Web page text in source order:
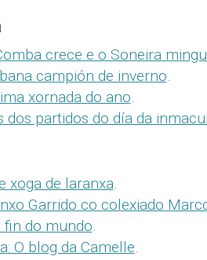
crece e o Soneira
campión de inverno.
xornada do ano.
dos partidos do día da
xoga de laranxa.
Garrido co colexiado
fin do mundo.
O blog da Camelle.